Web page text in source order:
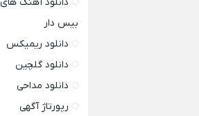
بیس دار
دانلود ریمیکس
دانلود گلچین
دانلود مداحی
رپورتاژ آگهی